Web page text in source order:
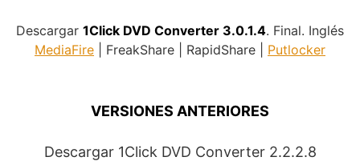
Descargar 1Click DVD Converter 3.0.1.4. Final. Inglés
MediaFire | FreakShare | RapidShare | Putlocker
VERSIONES ANTERIORES
Descargar 1Click DVD Converter 2.2.2.8